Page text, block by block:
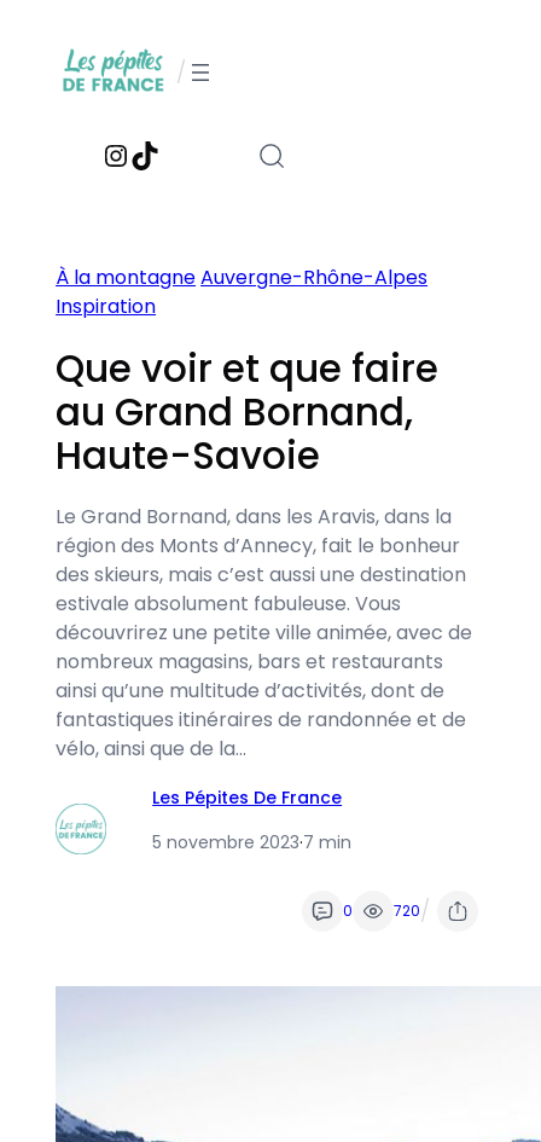
contenu
/
Instagram
TikTok
À la montagneAuvergne-Rhône-Alpes
Inspiration
Que voir et que faire
au Grand Bornand,
Haute-Savoie
Le Grand Bornand, dans les Aravis, dans la
région des Monts d’Annecy, fait le bonheur
des skieurs, mais c’est aussi une destination
estivale absolument fabuleuse. Vous
découvrirez une petite ville animée, avec de
nombreux magasins, bars et restaurants
ainsi qu’une multitude d’activités, dont de
fantastiques itinéraires de randonnée et de
vélo, ainsi que de la…
Les Pépites De France
5 novembre 2023·7 min
0 720/